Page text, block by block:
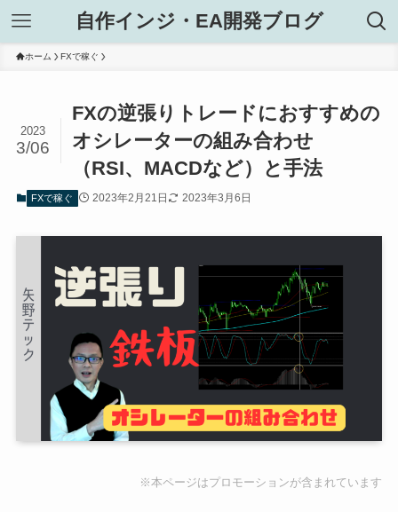
自作インジ・EA開発ブログ
ホーム FXで稼ぐ
FXの逆張りトレードにおすすめの
オシレーターの組み合わせ
（RSI、MACDなど）と手法
2023
3/06
FXで稼ぐ 2023年2月21日 2023年3月6日
※本ページはプロモーションが含まれています